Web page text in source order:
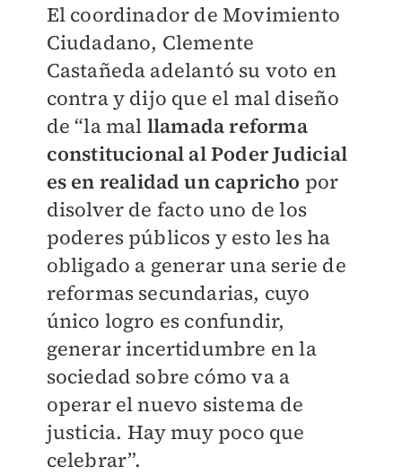
El coordinador de Movimiento
Ciudadano, Clemente
Castañeda adelantó su voto en
contra y dijo que el mal diseño
de “la mal llamada reforma
constitucional al Poder Judicial
es en realidad un capricho por
disolver de facto uno de los
poderes públicos y esto les ha
obligado a generar una serie de
reformas secundarias, cuyo
único logro es confundir,
generar incertidumbre en la
sociedad sobre cómo va a
operar el nuevo sistema de
justicia. Hay muy poco que
celebrar”.